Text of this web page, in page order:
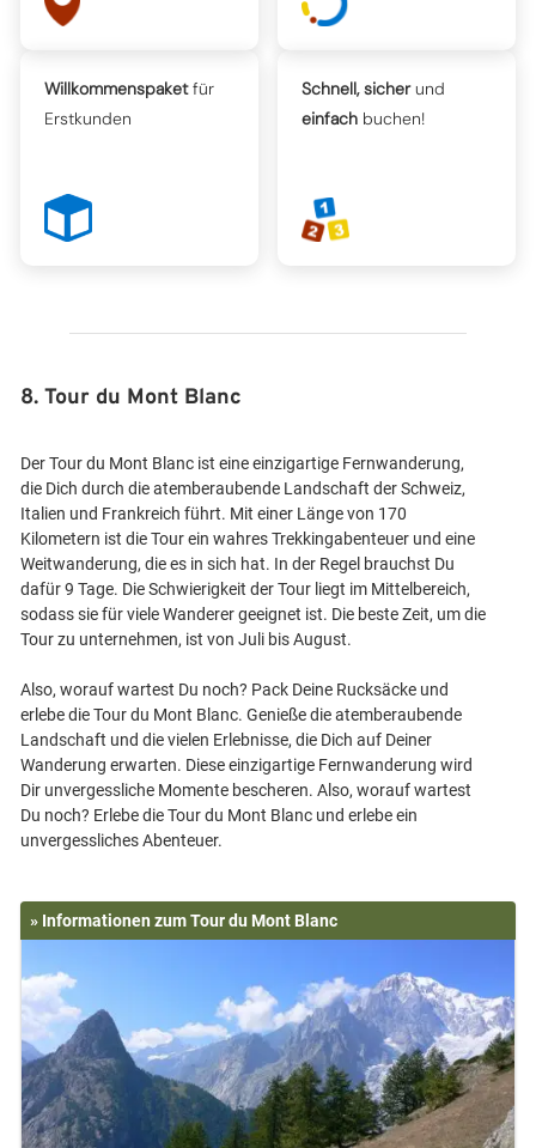
Willkommenspaketfür
Erstkunden
Schnell, sicherund
einfach buchen!
8. Tour du Mont Blanc
Der Tour du Mont Blanc ist eine einzigartige Fernwanderung,
die Dich durch die atemberaubende Landschaft der Schweiz,
Italien und Frankreich führt. Mit einer Länge von 170
Kilometern ist die Tour ein wahres Trekkingabenteuer und eine
Weitwanderung, die es in sich hat. In der Regel brauchst Du
dafür 9 Tage. Die Schwierigkeit der Tour liegt im Mittelbereich,
sodass sie für viele Wanderer geeignet ist. Die beste Zeit, um die
Tour zu unternehmen, ist von Juli bis August.
Also, worauf wartest Du noch? Pack Deine Rucksäcke und
erlebe die Tour du Mont Blanc. Genieße die atemberaubende
Landschaft und die vielen Erlebnisse, die Dich auf Deiner
Wanderung erwarten. Diese einzigartige Fernwanderung wird
Dir unvergessliche Momente bescheren. Also, worauf wartest
Du noch? Erlebe die Tour du Mont Blanc und erlebe ein
» Informationen zum Tour du Mont Blanc